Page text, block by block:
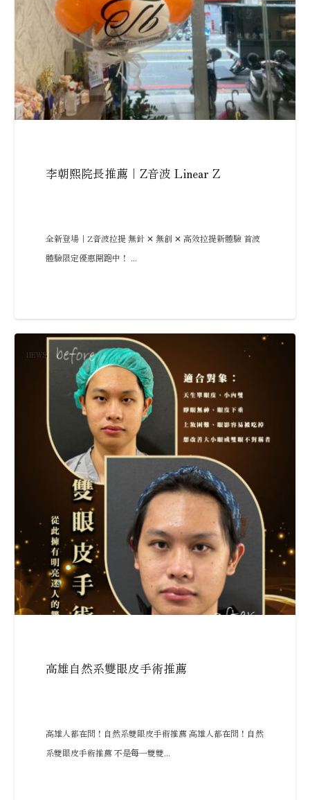
李朝熙院長推薦｜Z音波 Linear Z
全新登場｜Z音波拉提 無針 ✕ 無創 ✕ 高效拉提新體驗 首波
體驗限定優惠開跑中！ ...
NEWS
高雄自然系雙眼皮手術推薦
高雄人都在問！自然系雙眼皮手術推薦 高雄人都在問！自然
系雙眼皮手術推薦 不是每一雙雙...